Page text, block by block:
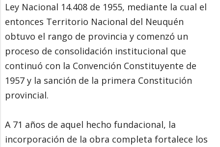
Ley Nacional 14.408 de 1955, mediante la cual el
entonces Territorio Nacional del Neuquén
obtuvo el rango de provincia y comenzó un
proceso de consolidación institucional que
continuó con la Convención Constituyente de
1957 y la sanción de la primera Constitución
provincial.
A 71 años de aquel hecho fundacional, la
incorporación de la obra completa fortalece los